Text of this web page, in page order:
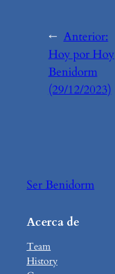
← Anterior:
Hoy por Hoy
Benidorm
(29/12/2023)
Ser Benidorm
Acerca de
Team
History